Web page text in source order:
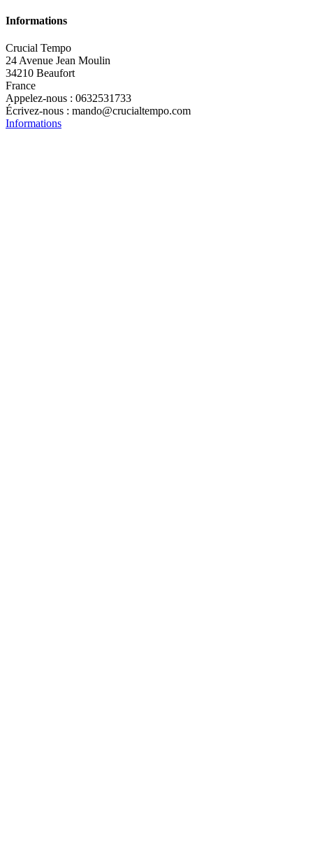
Informations
Crucial Tempo
24 Avenue Jean Moulin
34210 Beaufort
France
Appelez-nous : 0632531733
Écrivez-nous : mando@crucialtempo.com
Informations